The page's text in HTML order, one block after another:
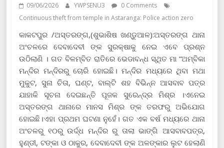
09/06/2026 YWPSENU3
0 Comments
Continuous theft from temple in Astaranga: Police action zero
କାକଟପୁର /ଅସ୍ତରଙ୍ଗ,(ଶୁଭାଶିଷ ଖଣ୍ଡୁଆଳ):ଅସ୍ତରଙ୍ଗ ଥାନା
ଅଂଚଳରେ ଦେବାଦେବୀ ଙ୍କ ସୁରକ୍ଷାକୁ ନେଇ ଏବେ ପ୍ରଶ୍ନ
ଉଠିଲାଣି । ଗତ ବିଳମ୍ବିତ ରାତିରେ ଭେଡାବନ୍ଧ ସ୍ଥିତ ମା “ଅମ୍ବିକା
ମନ୍ଦିର ମନ୍ଦିରରୁ ଚୋରି ହୋଇଛି। ମନ୍ଦିର ମଧ୍ୟରେ ଥିବା ମଥା
ମୁକୁଟ, ସୁନା ଚିତା, ଘଣ୍ଟ, ବାଲ୍ଟି ଶହ ବିଭିନ୍ନ ଆସବାବ ପତ୍ର
ଯାହାକି ସୂଚନା ଦେଇଛନ୍ତି ପୂଜକ ସୁରେନ୍ଦ୍ର ମିଶ୍ର ।ଏନେଇ
ଅସ୍ତରଙ୍ଗ ଥାନାରେ ମାନସ ମିଶ୍ର ଙ୍କ ତରଫରୁ ଅଭିଯୋଗ
ହୋଇଛି।ଏହା ପ୍ରଥମ ଘଟଣା ନୁହେଁ। ଗତ ଏକ ବର୍ଷ ମଧ୍ୟରେ ଥାନା
ଅଂଚଳରୁ ୧୦ରୁ ଉର୍ଦ୍ଧ ମନ୍ଦିର ରୁ ତାଲା ଭାଙ୍ଗି ଆସବାବପତ୍ର,
ହୁଣ୍ଡୀ, ଟଙ୍କା ଓ ଠାକୁର, ଦେବାଦେବୀ ଙ୍କ ଅଳଙ୍କାର ଲୁଟ ହେଲାଣି